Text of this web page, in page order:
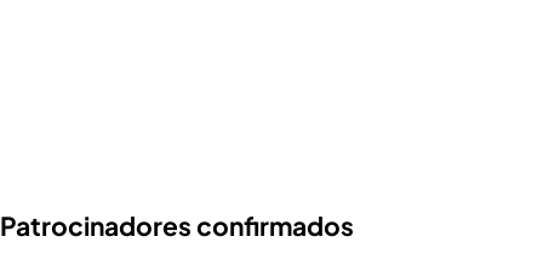
Patrocinadores confirmados